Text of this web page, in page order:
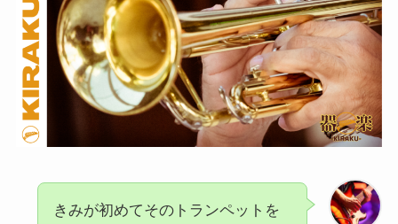
きみが初めてそのトランペットを